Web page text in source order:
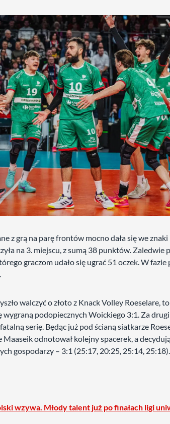
z grą na parę frontów mocno dała się we
na 3. miejscu, z sumą 38 punktów. Zaledwie
graczom udało się ugrać 51 oczek. W
walczyć o złoto z Knack Volley Roeselare,
wygraną podopiecznych Woickiego 3:1. Za
serię. Będąc już pod ścianą siatkarze
odnotował kolejny spacerek, a
gospodarzy – 3:1 (25:17, 20:25, 25:14, 25:18).
wzywa. Młody talent już po finałach ligi